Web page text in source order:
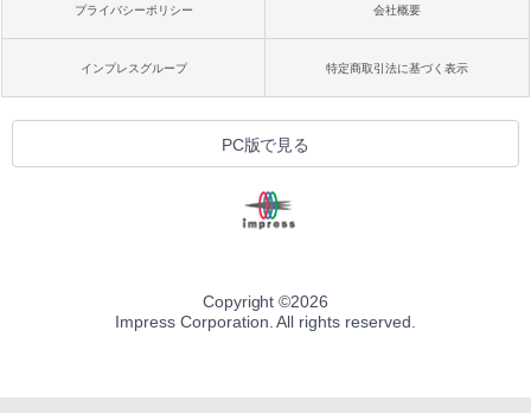
プライバシーポリシー 会社概要
インプレスグループ 特定商取引法に基づく表示
PC版で見る
Copyright ©2026
Impress Corporation. All rights reserved.